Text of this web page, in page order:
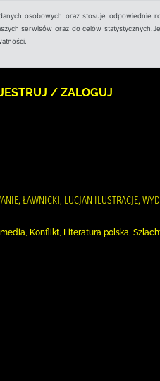
osobowych oraz stosuje odpowiednie
serwisów oraz do celów
/ ZALOGUJ
ŁAWNICKI, LUCJAN ILUSTRACJE,
Konflikt, Literatura polska,